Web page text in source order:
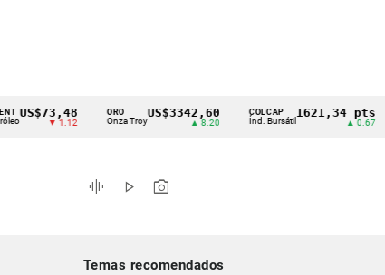
Cintillo
indicadores
económicos
▼ 1.12
ORO
Onza Troy
US$3342,60 COLCAP
Índ. Bursátil
1621,34 pts
graphic_eq play_arrow photo_camera
Temas recomendados